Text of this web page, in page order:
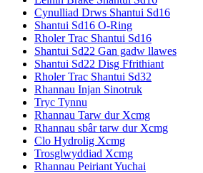
Cynulliad Drws Shantui Sd16
Shantui Sd16 O-Ring
Rholer Trac Shantui Sd16
Shantui Sd22 Gan gadw llawes
Shantui Sd22 Disg Ffrithiant
Rholer Trac Shantui Sd32
Rhannau Injan Sinotruk
Tryc Tynnu
Rhannau Tarw dur Xcmg
Rhannau sbâr tarw dur Xcmg
Clo Hydrolig Xcmg
Trosglwyddiad Xcmg
Rhannau Peiriant Yuchai